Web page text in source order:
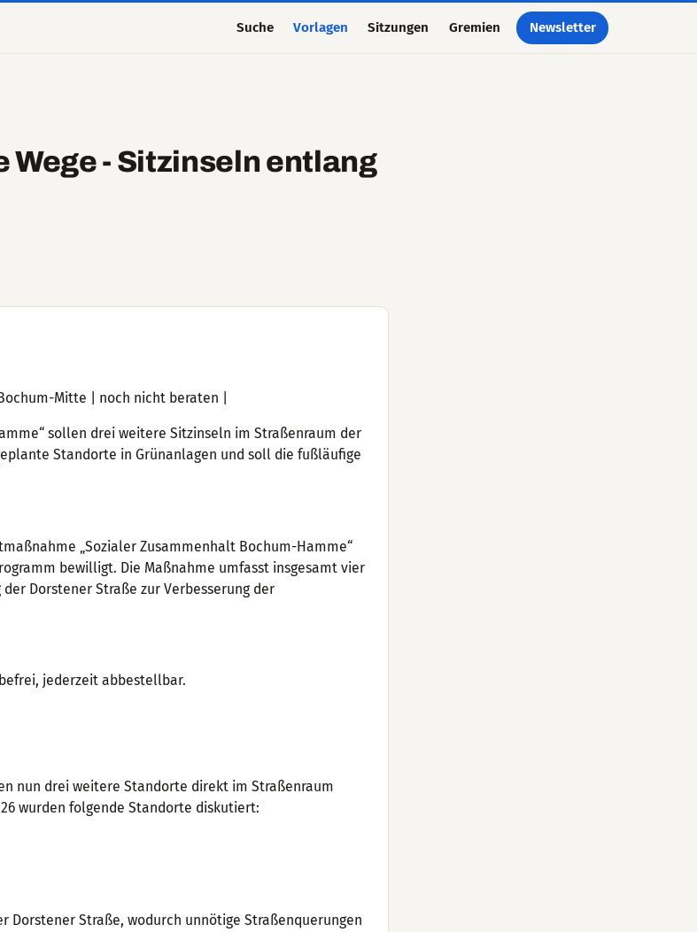
Suche Vorlagen Sitzungen Gremien Newsletter
Wege - Sitzinseln entlang
Mitte | noch nicht beraten |
sollen drei weitere Sitzinseln im Straßenraum der
Standorte in Grünanlagen und soll die fußläufige
„Sozialer Zusammenhalt Bochum-Hamme“
bewilligt. Die Maßnahme umfasst insgesamt vier
Dorstener Straße zur Verbesserung der
jederzeit abbestellbar.
nun drei weitere Standorte direkt im Straßenraum
wurden folgende Standorte diskutiert:
Straße, wodurch unnötige Straßenquerungen